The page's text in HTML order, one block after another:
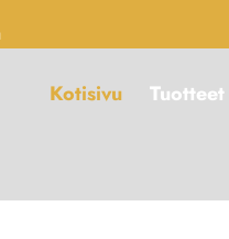
Kotisivu Tuotteet